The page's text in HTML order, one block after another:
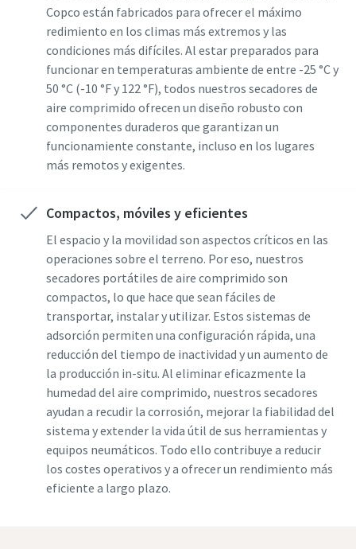
Copco están fabricados para ofrecer el máximo
redimiento en los climas más extremos y las
condiciones más difíciles. Al estar preparados para
funcionar en temperaturas ambiente de entre -25 °C y
50 °C (-10 °F y 122 °F), todos nuestros secadores de
aire comprimido ofrecen un diseño robusto con
componentes duraderos que garantizan un
funcionamiente constante, incluso en los lugares
más remotos y exigentes.
Compactos, móviles y eficientes
El espacio y la movilidad son aspectos críticos en las
operaciones sobre el terreno. Por eso, nuestros
secadores portátiles de aire comprimido son
compactos, lo que hace que sean fáciles de
transportar, instalar y utilizar. Estos sistemas de
adsorción permiten una configuración rápida, una
reducción del tiempo de inactividad y un aumento de
la producción in-situ. Al eliminar eficazmente la
humedad del aire comprimido, nuestros secadores
ayudan a recudir la corrosión, mejorar la fiabilidad del
sistema y extender la vida útil de sus herramientas y
equipos neumáticos. Todo ello contribuye a reducir
los costes operativos y a ofrecer un rendimiento más
eficiente a largo plazo.
Verificación Anti-Robot
Haga clic para iniciar la verificación
FriendlyCaptcha ⇗